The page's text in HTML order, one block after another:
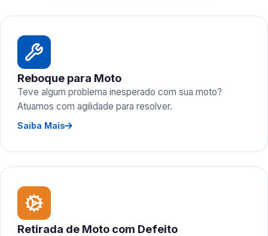
Reboque para Moto
Teve algum problema inesperado com sua moto?
Atuamos com agilidade para resolver.
Saiba Mais
Retirada de Moto com Defeito